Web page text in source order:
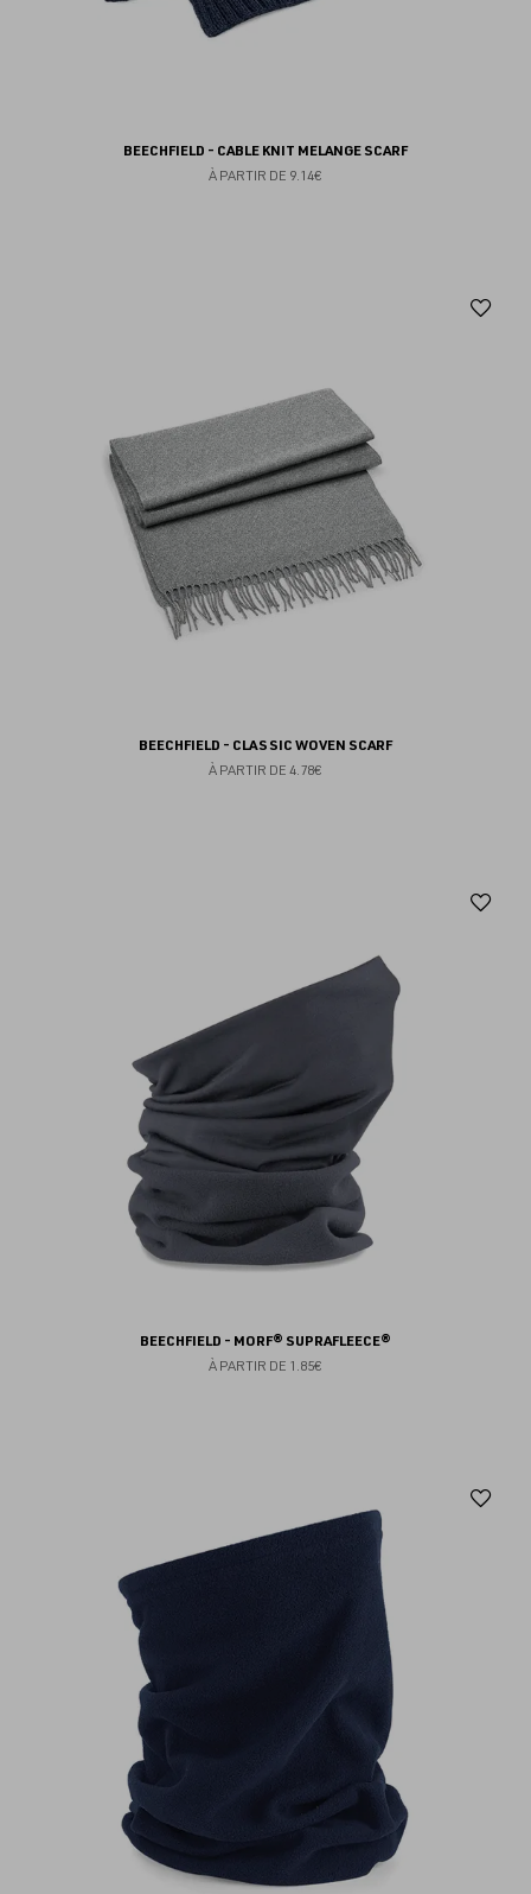
BEECHFIELD - CABLE KNIT MELANGE SCARF
À PARTIR DE 9.14€
BEECHFIELD - CLASSIC WOVEN SCARF
À PARTIR DE 4.78€
BEECHFIELD - MORF® SUPRAFLEECE®
À PARTIR DE 1.85€